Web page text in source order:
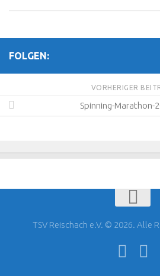
FOLGEN:
VORHERIGER
Spinning-Marathon-
TSV Reischach e.V. © 2026. Alle